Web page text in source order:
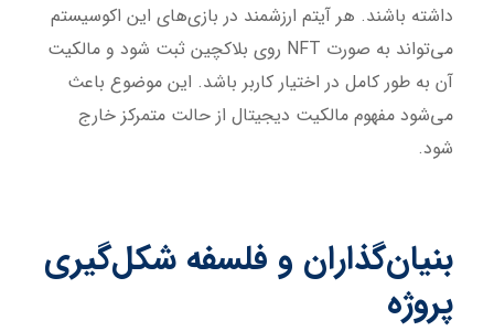
داشته باشند. هر آیتم ارزشمند در بازی‌های این اکوسیستم
می‌تواند به صورت NFT روی بلاکچین ثبت شود و مالکیت
آن به طور کامل در اختیار کاربر باشد. این موضوع باعث
می‌شود مفهوم مالکیت دیجیتال از حالت متمرکز خارج
شود.
بنیان‌گذاران و فلسفه شکل‌گیری
پروژه